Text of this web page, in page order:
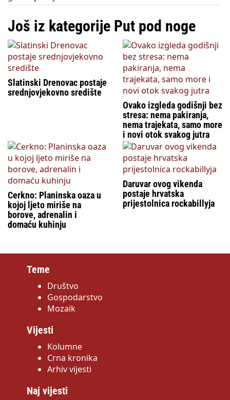
Još iz kategorije Put pod noge
Slatinski Drenovac postaje
srednjovjekovno središte
Ovako izgleda godišnji bez
stresa: nema pakiranja,
nema trajekata, samo more
i novi otok svakog jutra
Cerkno: Planinska oaza u
kojoj ljeto miriše na
borove, adrenalin i
domaću kuhinju
Daruvar ovog vikenda
postaje hrvatska
prijestolnica rockabillyja
Teme
Društvo
Gospodarstvo
Mozaik
Vijesti
Kolumne
Crna kronika
Arhiv vijesti
Naj vijesti